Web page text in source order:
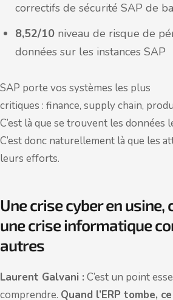
correctifs de sécurité SAP de
8,52/10 niveau de risque de
données sur les instances SAP
SAP porte vos systèmes les plus
critiques : finance, supply chain,
C’est là que se trouvent les données
C’est donc naturellement là que les
leurs efforts.
Une crise cyber en usine,
une crise informatique
autres
Laurent Galvani : C’est un point
comprendre. Quand l’ERP tombe,